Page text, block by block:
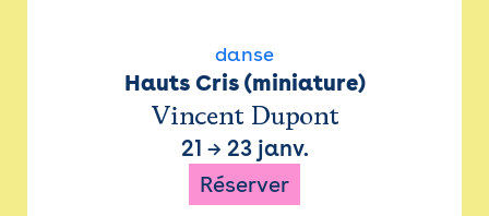
danse
Hauts Cris (miniature)
Vincent Dupont
21 → 23 janv.
Réserver